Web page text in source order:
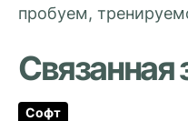
пробуем,
Связанная
Софт